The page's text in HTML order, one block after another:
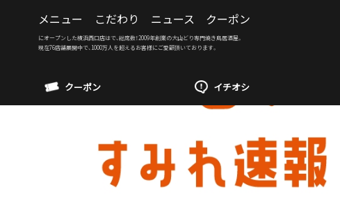
メニュー こだわり ニュース クーポン
にオープンした横浜西口店はで、総席数！2009年創業の大山どり専門焼き鳥居酒屋。
現在76店舗展開中で、1000万人を超えるお客様にご愛顧頂いております。
クーポン イチオシ